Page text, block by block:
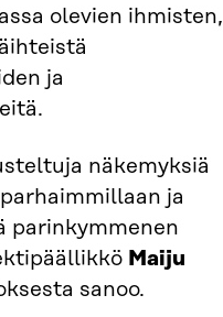
olevien ihmisten,
ja
näkemyksiä
ja
parinkymmenen
Maiju
sanoo.